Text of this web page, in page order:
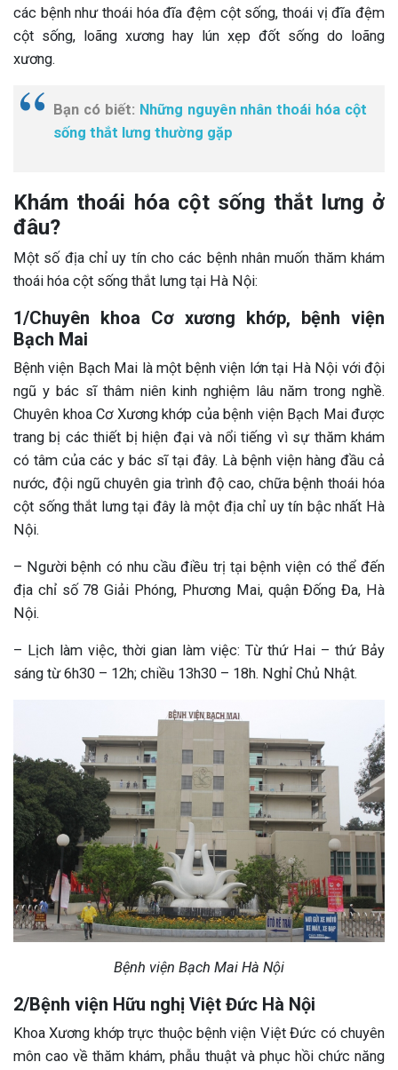
các bệnh như thoái hóa đĩa đệm cột sống, thoái vị đĩa đệm
cột sống, loãng xương hay lún xẹp đốt sống do loãng
xương.
Bạn có biết: Những nguyên nhân thoái hóa cột
sống thắt lưng thường gặp
Khám thoái hóa cột sống thắt lưng ở
đâu?
Một số địa chỉ uy tín cho các bệnh nhân muốn thăm khám
thoái hóa cột sống thắt lưng tại Hà Nội:
1/Chuyên khoa Cơ xương khớp, bệnh viện
Bạch Mai
Bệnh viện Bạch Mai là một bệnh viện lớn tại Hà Nội với đội
ngũ y bác sĩ thâm niên kinh nghiệm lâu năm trong nghề.
Chuyên khoa Cơ Xương khớp của bệnh viện Bạch Mai được
trang bị các thiết bị hiện đại và nổi tiếng vì sự thăm khám
có tâm của các y bác sĩ tại đây. Là bệnh viện hàng đầu cả
nước, đội ngũ chuyên gia trình độ cao, chữa bệnh thoái hóa
cột sống thắt lưng tại đây là một địa chỉ uy tín bậc nhất Hà
Nội.
– Người bệnh có nhu cầu điều trị tại bệnh viện có thể đến
địa chỉ số 78 Giải Phóng, Phương Mai, quận Đống Đa, Hà
Nội.
– Lịch làm việc, thời gian làm việc: Từ thứ Hai – thứ Bảy
sáng từ 6h30 – 12h; chiều 13h30 – 18h. Nghỉ Chủ Nhật.
Bệnh viện Bạch Mai Hà Nội
2/Bệnh viện Hữu nghị Việt Đức Hà Nội
Khoa Xương khớp trực thuộc bệnh viện Việt Đức có chuyên
môn cao về thăm khám, phẫu thuật và phục hồi chức năng